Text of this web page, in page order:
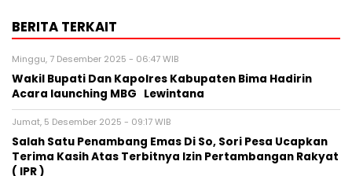
BERITA TERKAIT
Minggu, 7 Desember 2025 - 06:47 WIB
Wakil Bupati Dan Kapolres Kabupaten Bima Hadirin
Acara launching MBG Lewintana
Jumat, 5 Desember 2025 - 09:17 WIB
Salah Satu Penambang Emas Di So, Sori Pesa Ucapkan
Terima Kasih Atas Terbitnya Izin Pertambangan Rakyat
( IPR )